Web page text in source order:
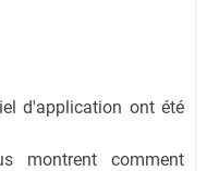
d'application ont été
montrent comment